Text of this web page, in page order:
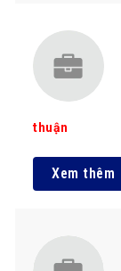
thuận
Xem thêm